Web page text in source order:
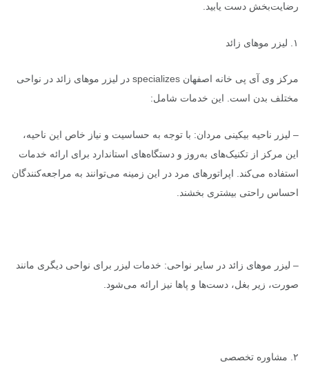
رضایت‌بخش دست یابید.
۱. لیزر موهای زائد
مرکز وی آی پی خانه اصفهان specializes در لیزر موهای زائد در نواحی
مختلف بدن است. این خدمات شامل:
– لیزر ناحیه بیکینی مردان: با توجه به حساسیت و نیاز خاص این ناحیه،
این مرکز از تکنیک‌های به‌روز و دستگاه‌های استاندارد برای ارائه خدمات
استفاده می‌کند. اپراتورهای مرد در این زمینه می‌توانند به مراجعه‌کنندگان
احساس راحتی بیشتری بخشند.
– لیزر موهای زائد در سایر نواحی: خدمات لیزر برای نواحی دیگری مانند
صورت، زیر بغل، دست‌ها و پاها نیز ارائه می‌شود.
۲. مشاوره تخصصی